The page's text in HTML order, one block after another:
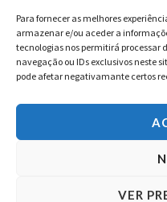
Para fornecer as melhores
armazenar e/ou aceder a
tecnologias nos permitirá processar
navegação ou IDs exclusivos neste
pode afetar negativamante certos
VER
Facebook